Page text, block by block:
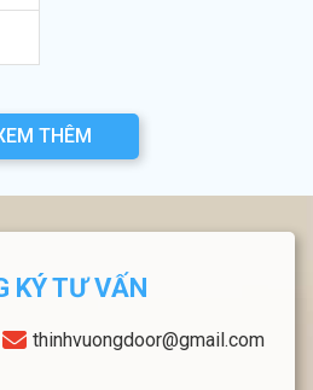
THÊM
KÝ TƯ VẤN
thinhvuongdoor@gmail.com